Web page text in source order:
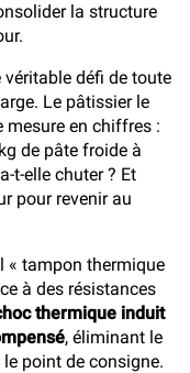
la structure
véritable défi de toute
Le pâtissier le
en chiffres :
de pâte froide à
t-elle chuter ? Et
pour revenir au
« tampon thermique
à des résistances
thermique induit
, éliminant le
point de consigne.